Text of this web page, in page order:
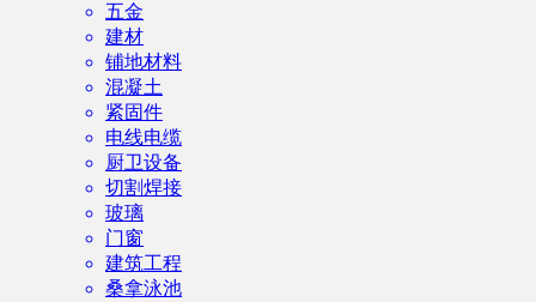
五金
建材
铺地材料
混凝土
紧固件
电线电缆
厨卫设备
切割焊接
玻璃
门窗
建筑工程
桑拿泳池